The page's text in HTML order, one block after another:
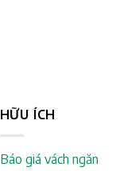
HỮU ÍCH
Báo giá vách ngăn